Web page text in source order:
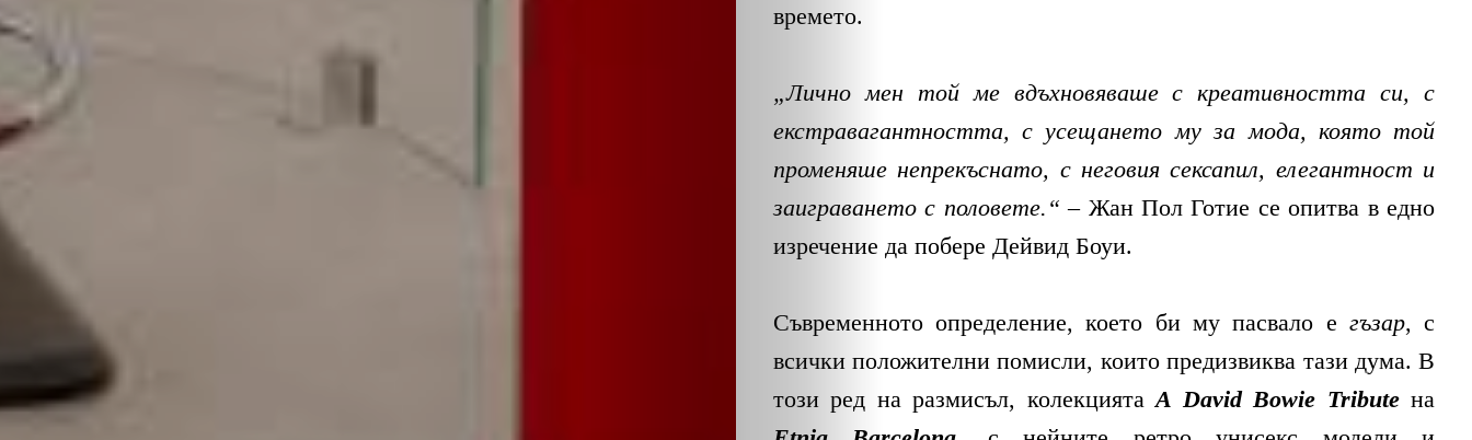
времето.
„Лично мен той ме вдъхновяваше с креативността си, с
екстравагантността, с усещането му за мода, която той
променяше непрекъснато, с неговия сексапил, елегантност и
заиграването с половете.“ – Жан Пол Готие се опитва в едно
изречение да побере Дейвид Боуи.
Съвременното определение, което би му пасвало егъзар, с
всички положителни помисли, които предизвиква тази дума. В
този ред на размисъл, колекциятаA David Bowie Tributeна